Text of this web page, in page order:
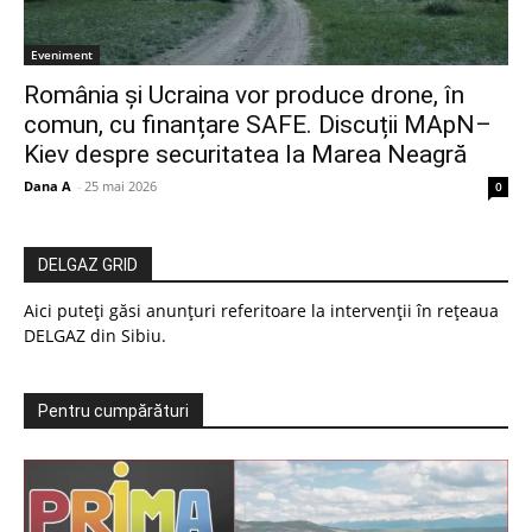
Eveniment
România și Ucraina vor produce drone, în
comun, cu finanțare SAFE. Discuții MApN–
Kiev despre securitatea la Marea Neagră
Dana A - 25 mai 2026 0
DELGAZ GRID
Aici puteți găsi anunțuri referitoare la intervenții în rețeaua
DELGAZ din Sibiu.
Pentru cumpărături